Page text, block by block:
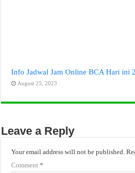
Info Jadwal Jam Online BCA Hari ini
August 25, 2023
Leave a Reply
Your email address will not be published.
Comment*